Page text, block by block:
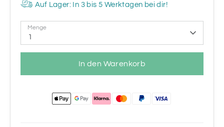
Auf Lager: In 3 bis 5 Werktagen bei dir!
Menge
1
In den Warenkorb